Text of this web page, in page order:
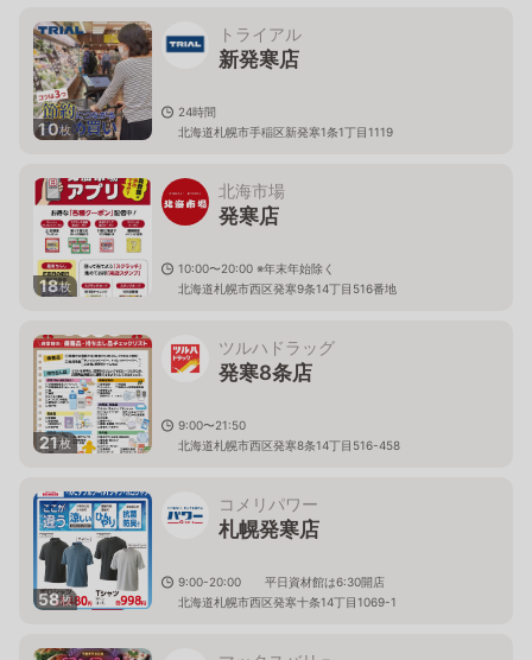
10枚
トライアル
新発寒店
24時間
北海道札幌市手稲区新発寒1条1丁目1119
18枚
北海市場
発寒店
10:00〜20:00 ※年末年始除く
北海道札幌市西区発寒9条14丁目516番地
21枚
ツルハドラッグ
発寒8条店
9:00〜21:50
北海道札幌市西区発寒8条14丁目516-458
58枚
コメリパワー
札幌発寒店
9:00-20:00 平日資材館は6:30開店
北海道札幌市西区発寒十条14丁目1069-1